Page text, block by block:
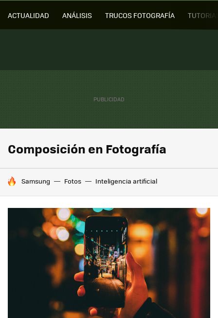
ACTUALIDAD ANÁLISIS TRUCOS FOTOGRAFÍA
Composición en Fotografía
HOY SE HABLA DE
Samsung Fotos Inteligencia artificial